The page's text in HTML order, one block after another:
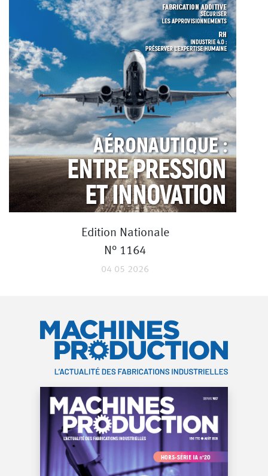
Edition Nationale
N° 1164
04 05 2026